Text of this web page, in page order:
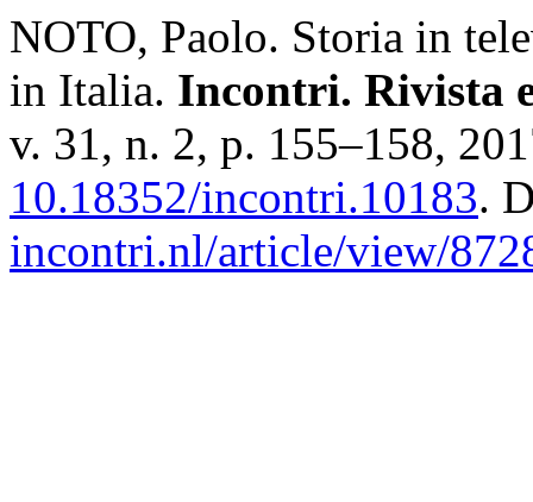
NOTO, Paolo. Storia in
in Italia. Incontri. Rivista
v. 31, n. 2, p. 155–158,
10.18352/incontri.10183.
incontri.nl/article/view/